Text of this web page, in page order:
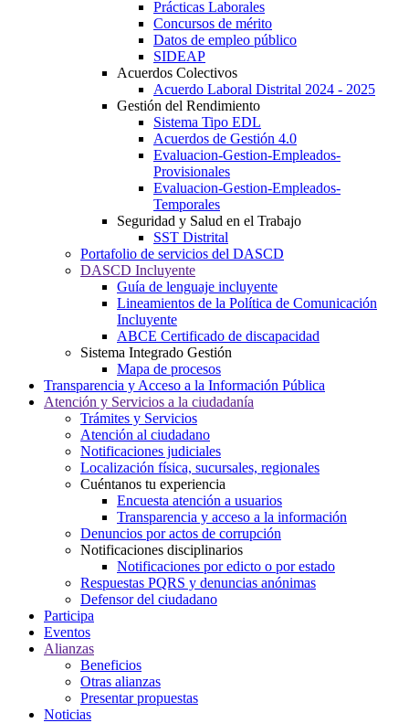
Prácticas Laborales
Concursos de mérito
Datos de empleo público
SIDEAP
Acuerdos Colectivos
Acuerdo Laboral Distrital 2024 - 2025
Gestión del Rendimiento
Sistema Tipo EDL
Acuerdos de Gestión 4.0
Evaluacion-Gestion-Empleados-
Provisionales
Evaluacion-Gestion-Empleados-
Temporales
Seguridad y Salud en el Trabajo
SST Distrital
Portafolio de servicios del DASCD
DASCD Incluyente
Guía de lenguaje incluyente
Lineamientos de la Política de Comunicación
Incluyente
ABCE Certificado de discapacidad
Sistema Integrado Gestión
Mapa de procesos
Transparencia y Acceso a la Información Pública
Atención y Servicios a la ciudadanía
Trámites y Servicios
Atención al ciudadano
Notificaciones judiciales
Localización física, sucursales, regionales
Cuéntanos tu experiencia
Encuesta atención a usuarios
Transparencia y acceso a la información
Denuncios por actos de corrupción
Notificaciones disciplinarios
Notificaciones por edicto o por estado
Respuestas PQRS y denuncias anónimas
Defensor del ciudadano
Participa
Eventos
Alianzas
Beneficios
Otras alianzas
Presentar propuestas
Noticias